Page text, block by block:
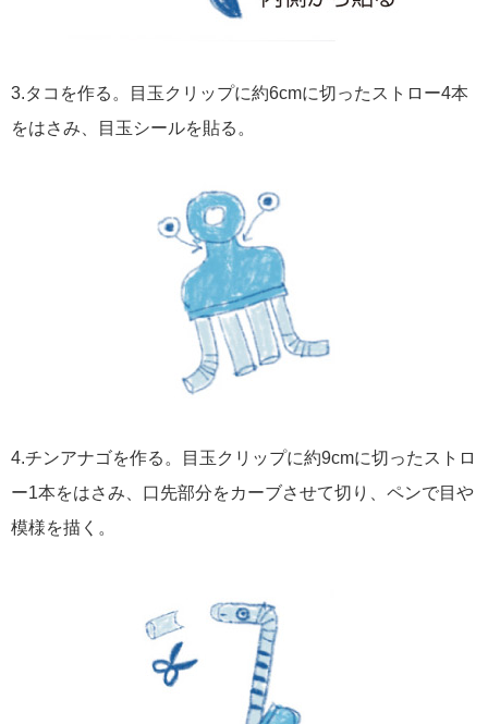
3.タコを作る。目玉クリップに約6cmに切ったストロー4本
をはさみ、目玉シールを貼る。
4.チンアナゴを作る。目玉クリップに約9cmに切ったストロ
ー1本をはさみ、口先部分をカーブさせて切り、ペンで目や
模様を描く。